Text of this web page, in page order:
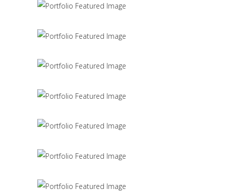
Concept Design
SIMPLA Identity Design
Product Design
Office Interior Design
Letter 3D Printing Concept
3D Modelling For Ad